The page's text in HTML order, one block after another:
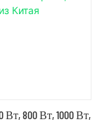
Вт, 800 Вт, 1000 Вт,